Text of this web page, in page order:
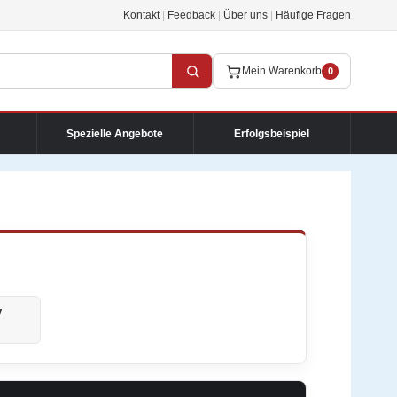
Kontakt Feedback Über uns Häufige Fragen
Mein Warenkorb 0
Spezielle Angebote Erfolgsbeispiel